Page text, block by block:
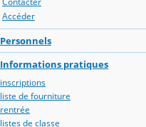
Accéder
Personnels
Informations pratiques
inscriptions
liste de fourniture
rentrée
listes de classe